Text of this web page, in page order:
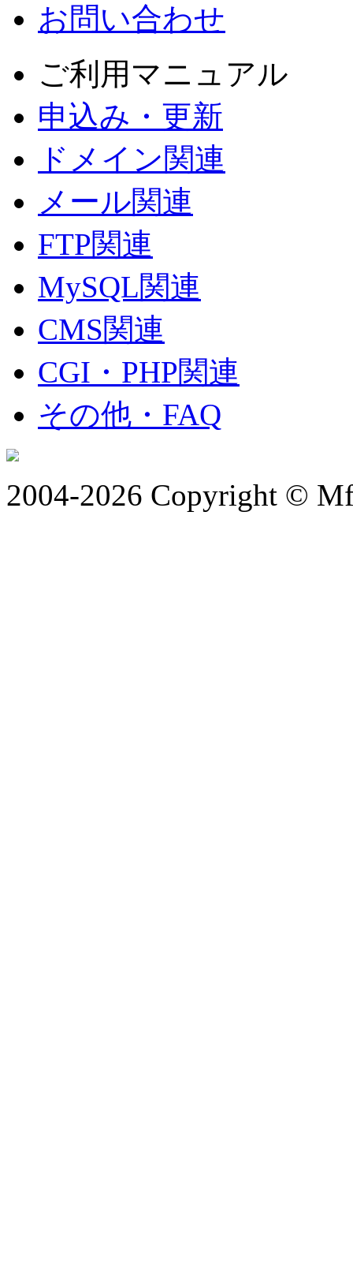
お問い合わせ
ご利用マニュアル
申込み・更新
ドメイン関連
メール関連
FTP関連
MySQL関連
CMS関連
CGI・PHP関連
その他・FAQ
2004-2026 Copyright ©